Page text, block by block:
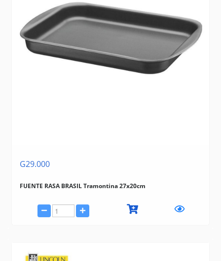
G29.000
FUENTE RASA BRASIL Tramontina 27x20cm